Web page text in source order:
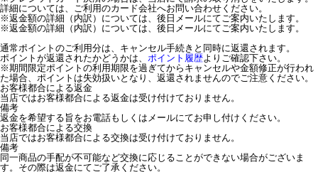
詳細については、ご利用のカード会社へお問い合わせください。
※返金額の詳細（内訳）については、後日メールにてご案内いたします。
※返金額の詳細（内訳）については、後日メールにてご案内いたします。
通常ポイントのご利用分は、キャンセル手続きと同時に返還されます。
ポイントが返還されたかどうかは、 ポイント履歴よりご確認下さい。
※期間限定ポイントの利用期限を過ぎてからキャンセルや金額修正が行われ
た場合、ポイントは失効扱いとなり、返還されませんのでご注意ください。
お客様都合による返金
当店ではお客様都合による返金は受け付けておりません。
備考
返金を希望する旨をお電話もしくはメールにてお申し付けください。
お客様都合による交換
当店ではお客様都合による交換は受け付けておりません。
備考
同一商品の手配が不可能など交換に応じることができない場合がございま
す。その際は返金にてご了承ください。